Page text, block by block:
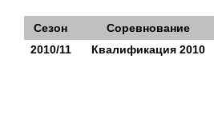
Сезон Соревнование
2010/11
Квалификация 2010